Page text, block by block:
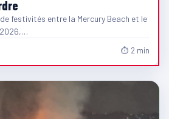
festivités entre la Mercury Beach et le
2026,…
⏱ 2 min